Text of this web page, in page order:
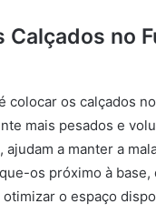
Calçados no
colocar os calçados
mais pesados e
a manter a
os próximo à
otimizar o espaço